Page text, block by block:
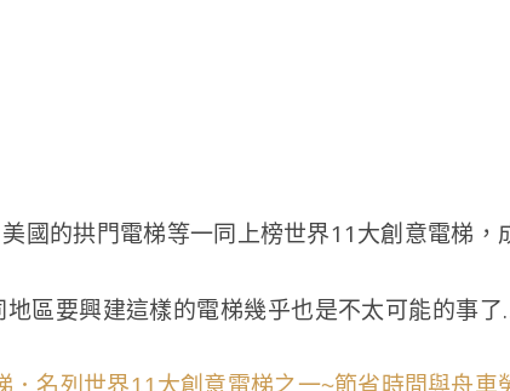
國的拱門電梯等一同上榜世界11大創意電梯，
區要興建這樣的電梯幾乎也是不太可能的事